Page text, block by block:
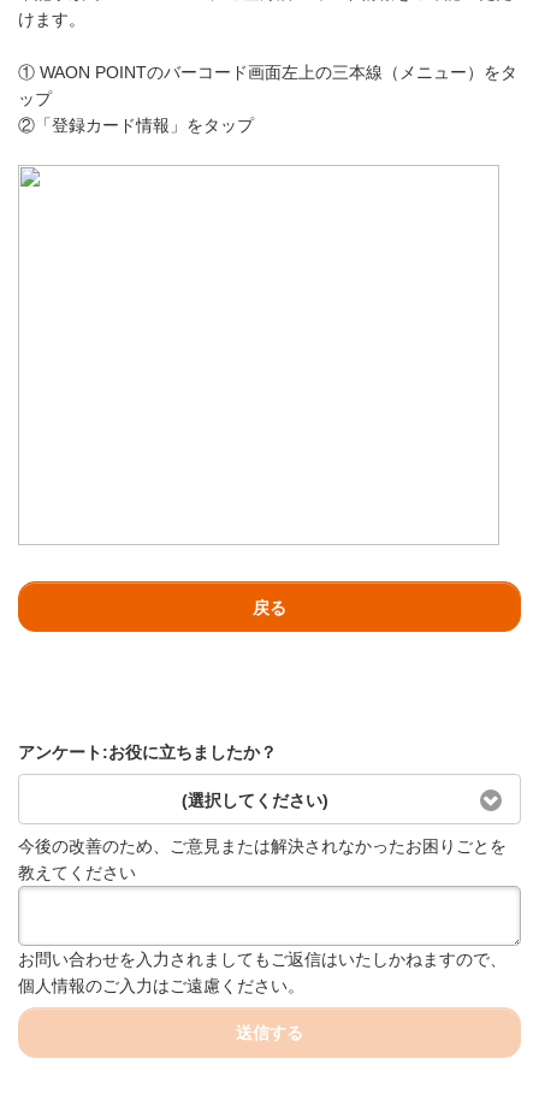
けます。
① WAON POINTのバーコード画面左上の三本線（メニュー）をタ
ップ
②「登録カード情報」をタップ
戻る
アンケート:お役に立ちましたか？
(選択してください)
今後の改善のため、ご意見または解決されなかったお困りごとを
教えてください
お問い合わせを入力されましてもご返信はいたしかねますので、
個人情報のご入力はご遠慮ください。
送信する